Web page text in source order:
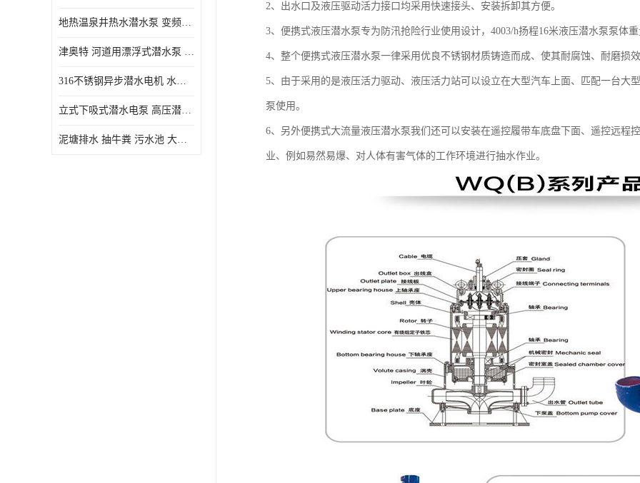
地热温泉井热水潜水泵 变频不锈钢 130直径油泵 高温深井泵 津奥特
津奥特 河道用漂浮式潜水泵 不锈钢泵轴 大口径大流量 产品可定制
316不锈钢异步潜水电机 水冷式 可连续运行 定制功率电压 奥特泵业
立式下吸式潜水电泵 高压潜水排沙泵 大功率 深水施工作业 型号可定制
泥塘排水 抽牛粪 污水池 大口径潜水螺旋离心泵 材质特征 奥特泵业
2、出水口及液压驱动活力接口均采用快速接头、安装拆卸其方便。
3、便携式液压潜水泵专为防汛抢险行业使用设计，4003/h扬程16米液压潜水泵泵体
4、整个便携式液压潜水泵一律采用优良不锈钢材质铸造而成、使其耐腐蚀、耐磨损
5、由于采用的是液压活力驱动、液压活力站可以设立在大型汽车上面、匹配一台大
泵使用。
6、另外便携式大流量液压潜水泵我们还可以安装在遥控履带车底盘下面、遥控远程
业、例如易然易爆、对人体有害气体的工作环境进行抽水作业。